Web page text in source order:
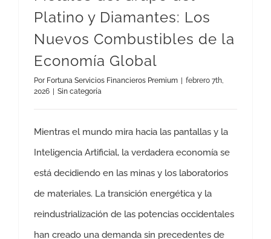
Platino y Diamantes: Los
Nuevos Combustibles de la
Economía Global
Por Fortuna Servicios Financieros Premium
febrero 7th,
2026
Sin categoría
Mientras el mundo mira hacia las pantallas y la
Inteligencia Artificial, la verdadera economía se
está decidiendo en las minas y los laboratorios
de materiales. La transición energética y la
reindustrialización de las potencias occidentales
han creado una demanda sin precedentes de